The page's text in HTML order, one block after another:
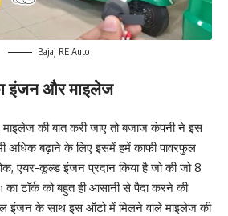
Bajaj RE Auto
इंजन और माइलेज
की बात करी जाए तो बजाज कंपनी ने इस
अधिक बढ़ाने के लिए इसमें हमें काफी पावरफुल
एयर-कूल्ड इंजन प्रदान किया है जो की जो 8
टॉर्क को बहुत ही आसानी से पैदा करने की
इंजन के साथ इस ऑटो में मिलने वाले माइलेज की